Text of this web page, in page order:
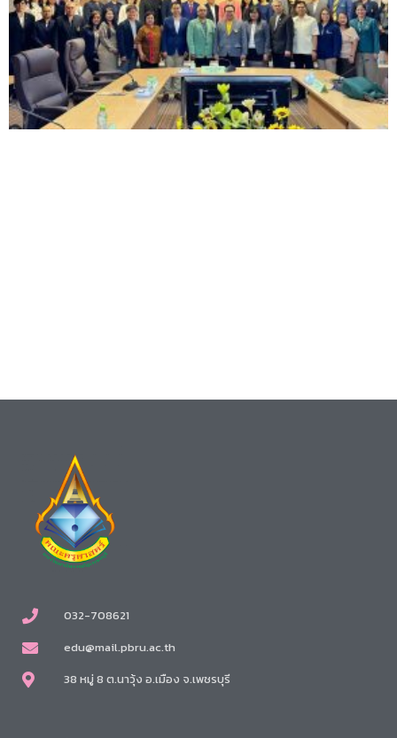
032-708621
edu@mail.pbru.ac.th
38 หมู่ 8 ต.นาวุ้ง อ.เมือง จ.เพชรบุรี